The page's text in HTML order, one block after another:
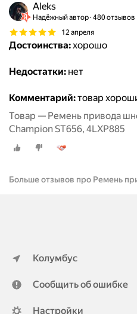
Aleks
Надёжный автор 480 отзывов
12 апреля
Достоинства:хорошо
Недостатки: нет
Комментарий:товар
Товар — Ремень привода
Champion ST656, 4LXP885
Больше отзывов про Ремень
Колумбус
Сообщить об ошибке
Настройки